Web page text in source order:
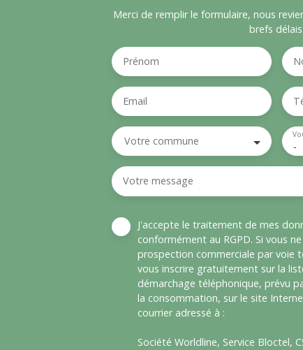
Merci de remplir le formulaire, nous
brefs délais.
Prénom
Email
Votre commune -
Votre message
J'accepte le traitement de mes
conformément au RGPD. Si vous
prospection commerciale par voie
vous inscrire gratuitement sur la
démarchage téléphonique, prévu
la consommation, sur le site
courrier adressé à :
Société Worldline, Service Bloctel,